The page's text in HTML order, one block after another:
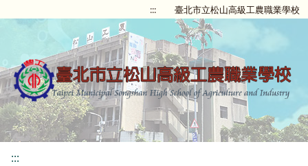
::: 臺北市立松山高級工農職業學校
:::